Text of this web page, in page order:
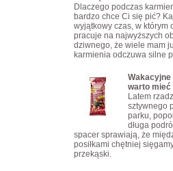
Dlaczego podczas
bardzo chce Ci się pić?
wyjątkowy czas, w którym
pracuje na najwyższych
dziwnego, że wiele mam
karmienia odczuwa silne
warto mieć
Latem
sztywnego
parku,
długa
spacer sprawiają, że
posiłkami chętniej
przekąski.